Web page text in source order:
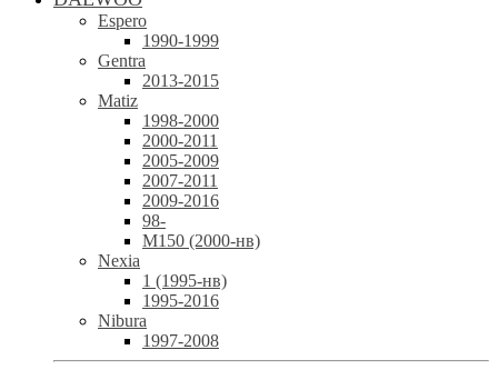
Espero
1990-1999
Gentra
2013-2015
Matiz
1998-2000
2000-2011
2005-2009
2007-2011
2009-2016
98-
М150 (2000-нв)
Nexia
1 (1995-нв)
1995-2016
Nibura
1997-2008